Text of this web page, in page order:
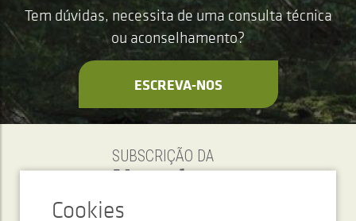
Tem dúvidas, necessita de uma consulta técnica
ou aconselhamento?
ESCREVA-NOS
SUBSCRIÇÃO DA
Newsletter